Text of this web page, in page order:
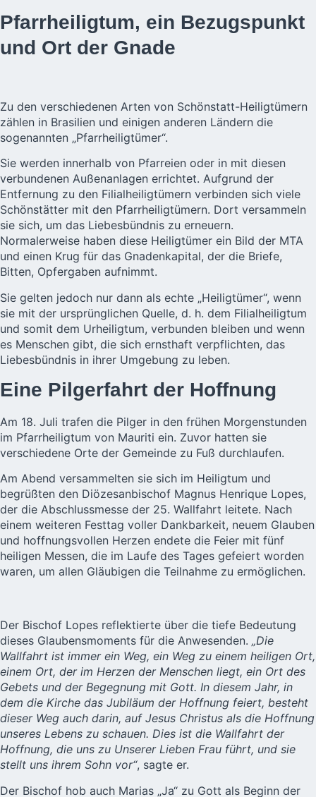
Pfarrheiligtum, ein Bezugspunkt
und Ort der Gnade
Zu den verschiedenen Arten von Schönstatt-Heiligtümern
zählen in Brasilien und einigen anderen Ländern die
sogenannten „Pfarrheiligtümer“.
Sie werden innerhalb von Pfarreien oder in mit diesen
verbundenen Außenanlagen errichtet. Aufgrund der
Entfernung zu den Filialheiligtümern verbinden sich viele
Schönstätter mit den Pfarrheiligtümern. Dort versammeln
sie sich, um das Liebesbündnis zu erneuern.
Normalerweise haben diese Heiligtümer ein Bild der MTA
und einen Krug für das Gnadenkapital, der die Briefe,
Bitten, Opfergaben aufnimmt.
Sie gelten jedoch nur dann als echte „Heiligtümer“, wenn
sie mit der ursprünglichen Quelle, d. h. dem Filialheiligtum
und somit dem Urheiligtum, verbunden bleiben und wenn
es Menschen gibt, die sich ernsthaft verpflichten, das
Liebesbündnis in ihrer Umgebung zu leben.
Eine Pilgerfahrt der Hoffnung
Am 18. Juli trafen die Pilger in den frühen Morgenstunden
im Pfarrheiligtum von Mauriti ein. Zuvor hatten sie
verschiedene Orte der Gemeinde zu Fuß durchlaufen.
Am Abend versammelten sie sich im Heiligtum und
begrüßten den Diözesanbischof Magnus Henrique Lopes,
der die Abschlussmesse der 25. Wallfahrt leitete. Nach
einem weiteren Festtag voller Dankbarkeit, neuem Glauben
und hoffnungsvollen Herzen endete die Feier mit fünf
heiligen Messen, die im Laufe des Tages gefeiert worden
waren, um allen Gläubigen die Teilnahme zu ermöglichen.
Der Bischof Lopes reflektierte über die tiefe Bedeutung
dieses Glaubensmoments für die Anwesenden. „Die
Wallfahrt ist immer ein Weg, ein Weg zu einem heiligen Ort,
einem Ort, der im Herzen der Menschen liegt, ein Ort des
Gebets und der Begegnung mit Gott. In diesem Jahr, in
dem die Kirche das Jubiläum der Hoffnung feiert, besteht
dieser Weg auch darin, auf Jesus Christus als die Hoffnung
unseres Lebens zu schauen. Dies ist die Wallfahrt der
Hoffnung, die uns zu Unserer Lieben Frau führt, und sie
stellt uns ihrem Sohn vor“, sagte er.
Der Bischof hob auch Marias „Ja“ zu Gott als Beginn der